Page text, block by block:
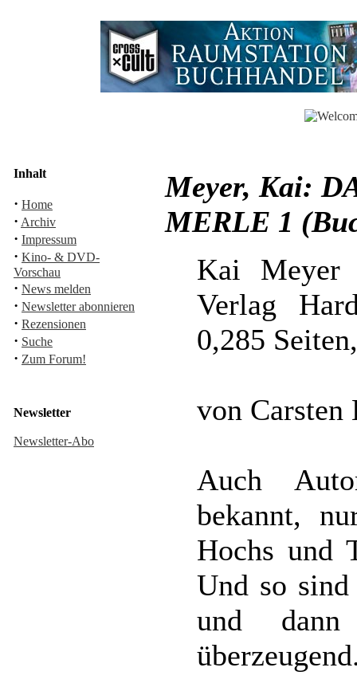
Inhalt
· Home
· Archiv
· Impressum
· Kino- & DVD-
Vorschau
· News melden
· Newsletter abonnieren
· Rezensionen
· Suche
· Zum Forum!
Newsletter
Newsletter-Abo
Meyer, Kai:
MERLE 1
Kai Meyer
Verlag
0,285
von Carsten
Auch
bekannt,
Hochs und
Und so
und